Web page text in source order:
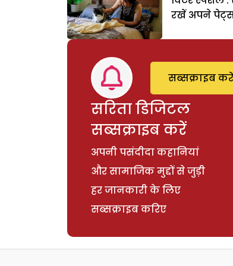
रखें अपने
सरिता डिजिटल
सब्सक्राइब करें
अपनी पसंदीदा कहानियां
और सामाजिक मुद्दों से जुड़ी
हर जानकारी के लिए
सब्सक्राइब करिए
सब्सक्राइब